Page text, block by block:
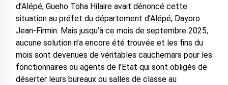
d’Alépé, Gueho Toha Hilaire avait dénoncé cette
situation au préfet du département d’Alépé, Dayoro
Jean-Firmin. Mais jusqu’à ce mois de septembre 2025,
aucune solution n’a encore été trouvée et les fins du
mois sont devenues de véritables cauchemars pour les
fonctionnaires ou agents de l’Etat qui sont obligés de
déserter leurs bureaux ou salles de classe au